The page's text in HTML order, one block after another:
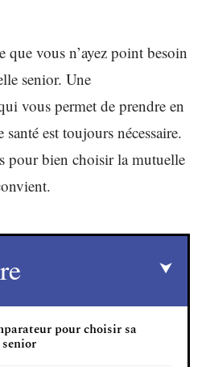
que vous n’ayez point besoin
senior. Une
vous permet de prendre en
santé est toujours nécessaire.
pour bien choisir la mutuelle
pour choisir sa